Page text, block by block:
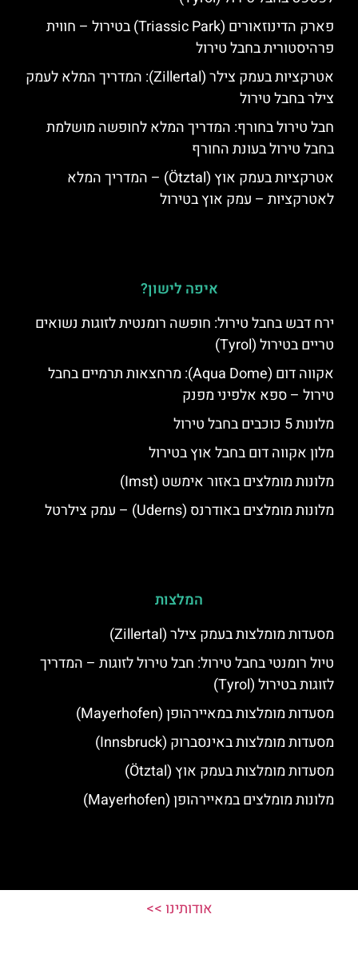
פארק הדינוזאורים (Triassic Park) בטירול – חווית
פרהיסטורית בחבל טירול
אטרקציות בעמק צילר (Zillertal): המדריך המלא לעמק
צילר בחבל טירול
חבל טירול בחורף: המדריך המלא לחופשה מושלמת
בחבל טירול בעונת החורף
אטרקציות בעמק אוץ (Ötztal) – המדריך המלא
לאטרקציות – עמק אוץ בטירול
איפה לישון?
ירח דבש בחבל טירול: חופשה רומנטית לזוגות נשואים
טריים בטירול (Tyrol)
אקווה דום (Aqua Dome): מרחצאות תרמיים בחבל
טירול – ספא אלפיני מפנק
מלונות 5 כוכבים בחבל טירול
מלון אקווה דום בחבל אוץ בטירול
מלונות מומלצים באזור אימשט (Imst)
מלונות מומלצים באודרנס (Uderns) – עמק צילרטל
המלצות
מסעדות מומלצות בעמק צילר (Zillertal)
טיול רומנטי בחבל טירול: חבל טירול לזוגות – המדריך
לזוגות בטירול (Tyrol)
מסעדות מומלצות במאיירהופן (Mayerhofen)
מסעדות מומלצות באינסברוק (Innsbruck)
מסעדות מומלצות בעמק אוץ (Ötztal)
מלונות מומלצים במאיירהופן (Mayerhofen)
אודותינו >>